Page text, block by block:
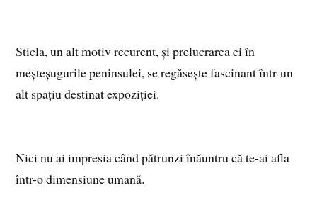
Sticla, un alt motiv recurent, și prelucrarea ei în
meșteșugurile peninsulei, se regăsește fascinant într-un
alt spațiu destinat expoziției.
Nici nu ai impresia când pătrunzi înăuntru că te-ai afla
într-o dimensiune umană.